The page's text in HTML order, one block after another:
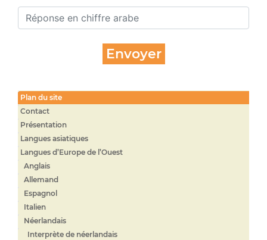
Plan du site
Contact
Présentation
Langues asiatiques
Langues d’Europe de l’Ouest
Anglais
Allemand
Espagnol
Italien
Néerlandais
Interprète de néerlandais